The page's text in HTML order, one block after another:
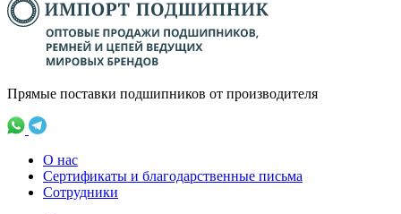
Прямые поставки подшипников от производителя
О нас
Сертификаты и благодарственные письма
Сотрудники